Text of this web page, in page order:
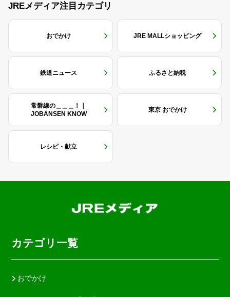
JREメディア注目カテゴリ
おでかけ JRE MALLショッピング
鉄道ニュース ふるさと納税
常磐線の＿＿＿！｜
JOBANSEN KNOW
東京 おでかけ
レシピ・献立
カテゴリ一覧
おでかけ